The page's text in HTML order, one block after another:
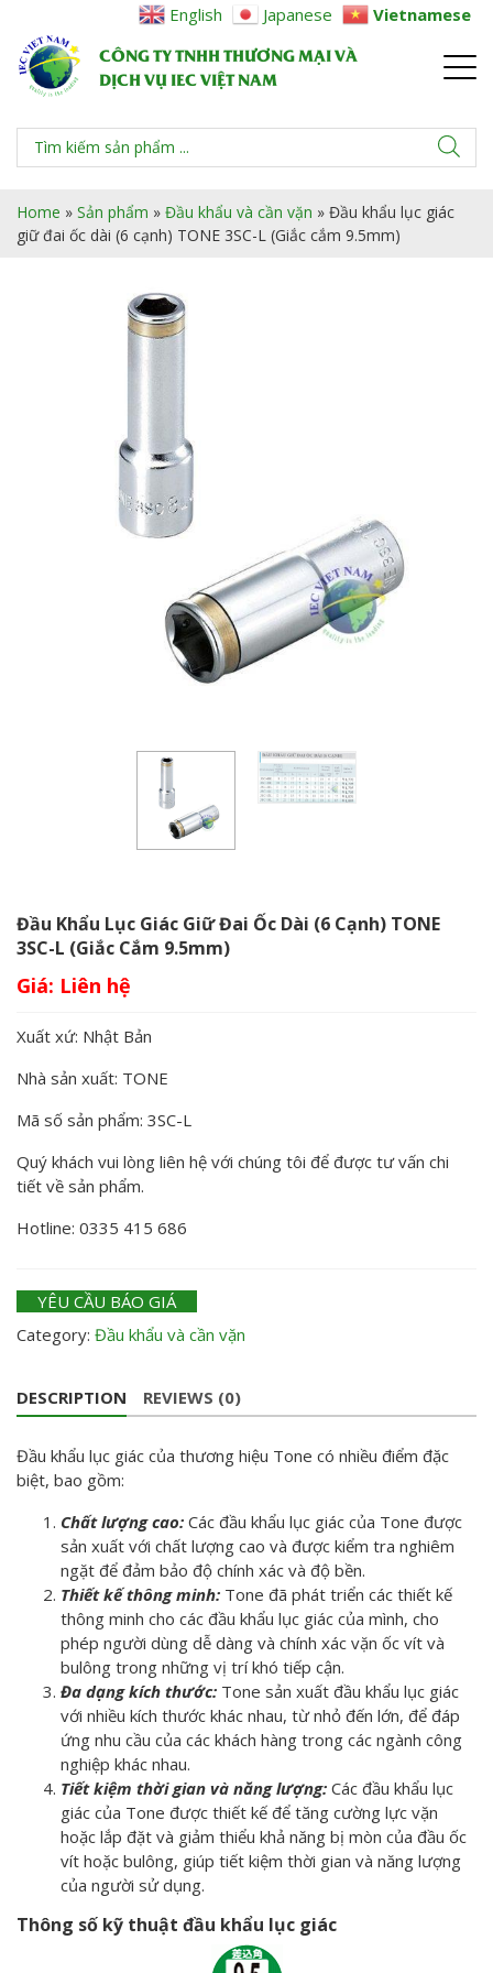
CÔNG TY TNHH THƯƠNG MẠI VÀ
DỊCH VỤ IEC VIỆT NAM
Home » Sản phẩm » Đầu khẩu và cần vặn » Đầu khẩu lục giác
giữ đai ốc dài (6 cạnh) TONE 3SC-L (Giắc cắm 9.5mm)
Đầu Khẩu Lục Giác Giữ Đai Ốc Dài (6 Cạnh) TONE
3SC-L (Giắc Cắm 9.5mm)
Giá:
Xuất xứ: Nhật Bản
Nhà sản xuất: TONE
Mã số sản phẩm: 3SC-L
Quý khách vui lòng liên hệ với chúng tôi để được tư vấn chi
tiết về sản phẩm.
Hotline: 0335 415 686
YÊU CẦU BÁO GIÁ
Category: Đầu khẩu và cần vặn
DESCRIPTION REVIEWS (0)
Đầu khẩu lục giác của thương hiệu Tone có nhiều điểm đặc
biệt, bao gồm:
Chất lượng cao: Các đầu khẩu lục giác của Tone được
sản xuất với chất lượng cao và được kiểm tra nghiêm
ngặt để đảm bảo độ chính xác và độ bền.
Thiết kế thông minh: Tone đã phát triển các thiết kế
thông minh cho các đầu khẩu lục giác của mình, cho
phép người dùng dễ dàng và chính xác vặn ốc vít và
bulông trong những vị trí khó tiếp cận.
Đa dạng kích thước: Tone sản xuất đầu khẩu lục giác
với nhiều kích thước khác nhau, từ nhỏ đến lớn, để đáp
ứng nhu cầu của các khách hàng trong các ngành công
nghiệp khác nhau.
Tiết kiệm thời gian và năng lượng: Các đầu khẩu lục
giác của Tone được thiết kế để tăng cường lực vặn
hoặc lắp đặt và giảm thiểu khả năng bị mòn của đầu ốc
vít hoặc bulông, giúp tiết kiệm thời gian và năng lượng
của người sử dụng.
Thông số kỹ thuật đầu khẩu lục giác
English Japanese Vietnamese